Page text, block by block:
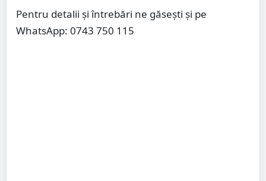
Pentru detalii și întrebări ne găsești și pe
WhatsApp: 0743 750 115